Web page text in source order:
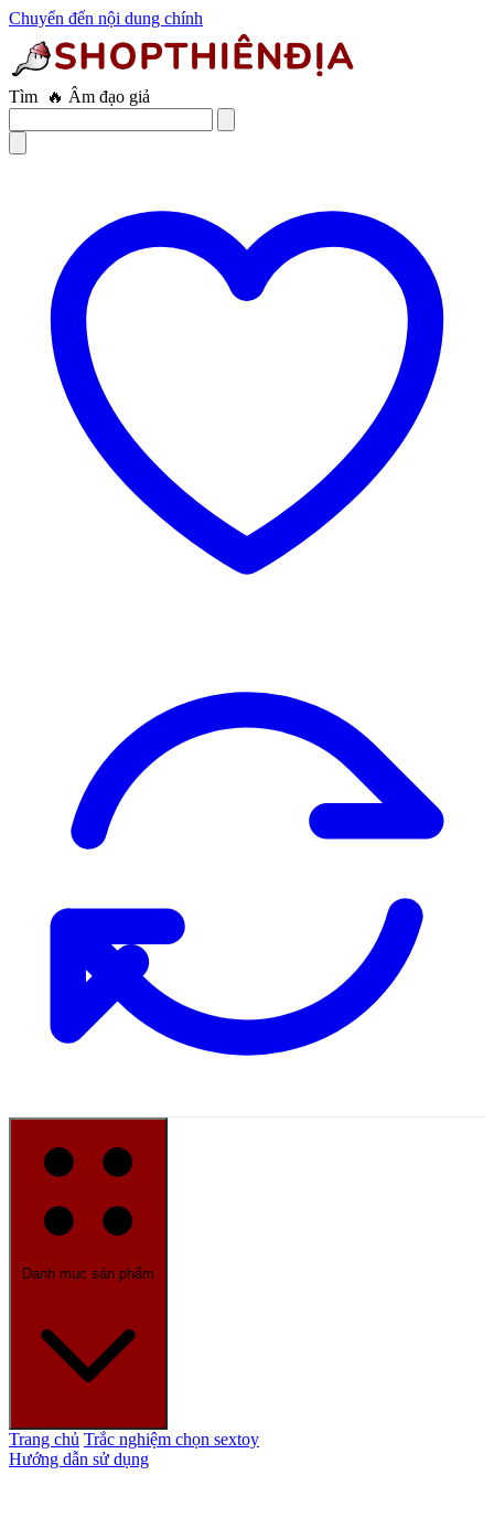
Chuyển đến nội dung chính
Tìm 🔥 Âm đạo giả
Danh mục sản phẩm
Trang chủ Trắc nghiệm chọn sextoy
Hướng dẫn sử dụng